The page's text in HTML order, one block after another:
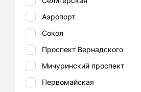
Аэропорт
Сокол
Проспект Вернадского
Мичуринский проспект
Первомайская